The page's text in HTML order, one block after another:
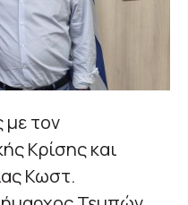
με τον
Κρίσης και
Κωστ.